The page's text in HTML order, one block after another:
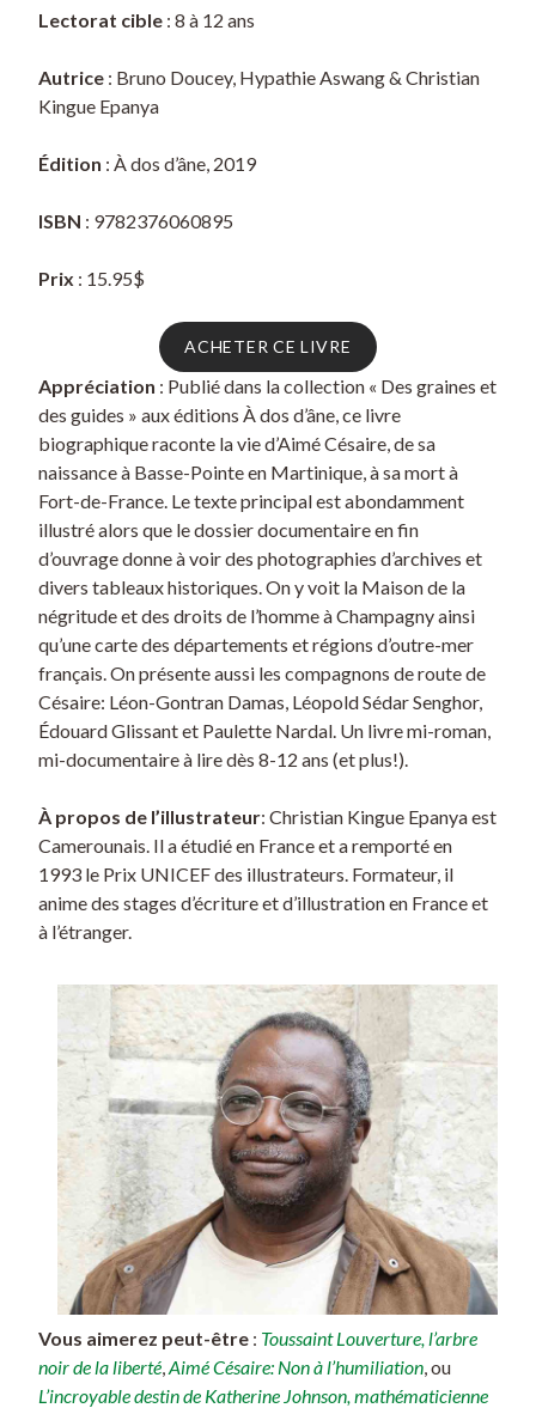
Lectorat cible : 8 à 12 ans
Autrice : Bruno Doucey, Hypathie Aswang & Christian
Kingue Epanya
Édition : À dos d’âne, 2019
ISBN : 9782376060895
Prix : 15.95$
ACHETER CE LIVRE
Appréciation : Publié dans la collection « Des graines et
des guides » aux éditions À dos d’âne, ce livre
biographique raconte la vie d’Aimé Césaire, de sa
naissance à Basse-Pointe en Martinique, à sa mort à
Fort-de-France. Le texte principal est abondamment
illustré alors que le dossier documentaire en fin
d’ouvrage donne à voir des photographies d’archives et
divers tableaux historiques. On y voit la Maison de la
négritude et des droits de l’homme à Champagny ainsi
qu’une carte des départements et régions d’outre-mer
français. On présente aussi les compagnons de route de
Césaire: Léon-Gontran Damas, Léopold Sédar Senghor,
Édouard Glissant et Paulette Nardal. Un livre mi-roman,
mi-documentaire à lire dès 8-12 ans (et plus!).
À propos de l’illustrateur: Christian Kingue Epanya est
Camerounais. Il a étudié en France et a remporté en
1993 le Prix UNICEF des illustrateurs. Formateur, il
anime des stages d’écriture et d’illustration en France et
à l’étranger.
Vous aimerez peut-être : Toussaint Louverture, l’arbre
noir de la liberté Aimé Césaire: Non à l’humiliation , ou
L’incroyable destin de Katherine Johnson, mathématicienne